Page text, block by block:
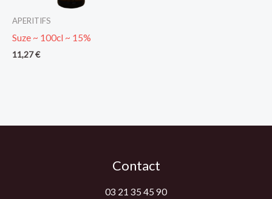
APERITIFS
Suze ~ 100cl ~ 15%
11,27€
Contact
03 21 35 45 90